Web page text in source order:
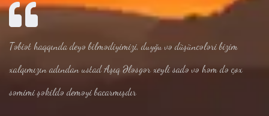
Təbiət haqqında deyə bilmədiyimizi, duyğu və düşüncələri bizim
xalqımızın adından ustad Aşıq Ələsgər xeyli sadə və həm də çox
səmimi şəkildə deməyi bacarmışdır